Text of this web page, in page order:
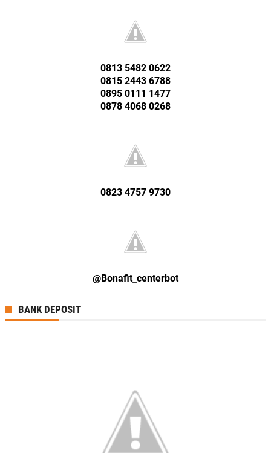
0813 5482 0622
0815 2443 6788
0895 0111 1477
0878 4068 0268
0823 4757 9730
@Bonafit_centerbot
BANK DEPOSIT